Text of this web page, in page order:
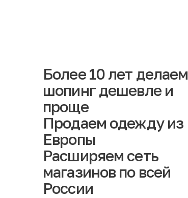
Более 10 лет делаем
шопинг дешевле и
проще
Продаем одежду из
Европы
Расширяем сеть
магазинов по всей
России